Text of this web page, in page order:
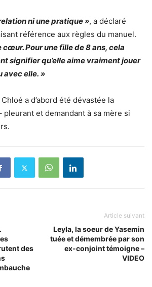
ni une pratique », a déclaré
référence aux règles du manuel.
cœur. Pour une fille de 8 ans, cela
signifier qu’elle aime vraiment jouer
avec elle. »
a d’abord été dévastée la
pleurant et demandant à sa mère si
des
Article suivant
Leyla, la soeur de Yasemin
tuée et démembrée par son
ex-conjoint témoigne –
VIDEO